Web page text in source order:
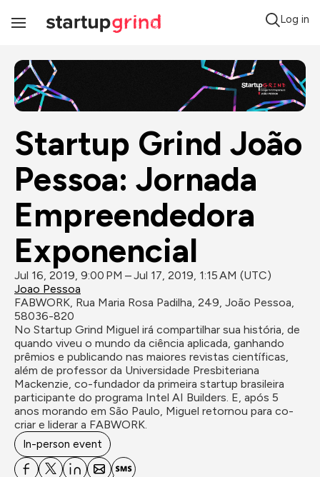
Toggle
Log in
Startup Grind João
Pessoa: Jornada
Empreendedora
Exponencial
Jul 16, 2019, 9:00 PM – Jul 17, 2019, 1:15 AM (UTC)
Joao Pessoa
FABWORK, Rua Maria Rosa Padilha, 249, João Pessoa,
58036-820
No Startup Grind Miguel irá compartilhar sua história, de
quando viveu o mundo da ciência aplicada, ganhando
prêmios e publicando nas maiores revistas científicas,
além de professor da Universidade Presbiteriana
Mackenzie, co-fundador da primeira startup brasileira
participante do programa Intel AI Builders. E, após 5
anos morando em São Paulo, Miguel retornou para co-
criar e liderar a FABWORK.
In-person event